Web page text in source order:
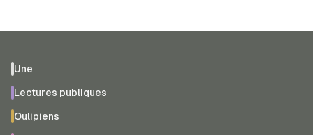
Une
Lectures publiques
Oulipiens